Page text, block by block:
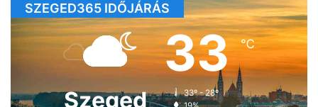
SZEGED365 IDŐJÁRÁS
Szeged
33℃
33º - 28º